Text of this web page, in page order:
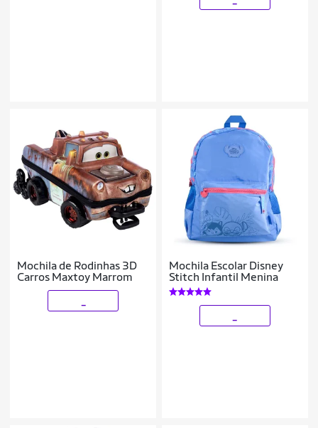
Mochila de Rodinhas 3D
Carros Maxtoy Marrom
Mochila Escolar Disney
Stitch Infantil Menina